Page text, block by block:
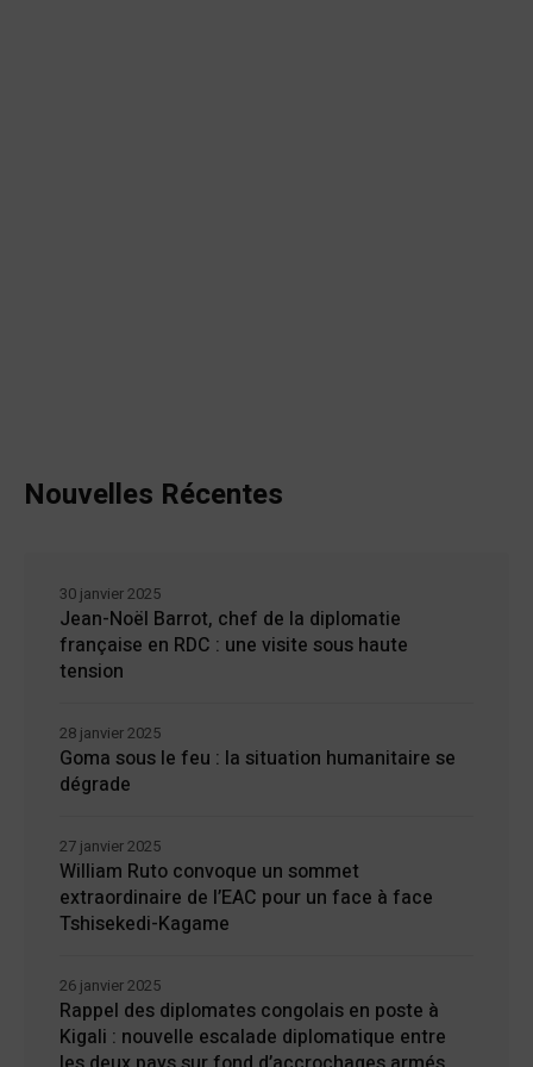
Nouvelles Récentes
Jean-Noël Barrot, chef de la diplomatie
française en RDC : une visite sous haute
tension
30 janvier 2025
Goma sous le feu : la situation humanitaire se
dégrade
28 janvier 2025
William Ruto convoque un sommet
extraordinaire de l’EAC pour un face à face
Tshisekedi-Kagame
27 janvier 2025
Rappel des diplomates congolais en poste à
Kigali : nouvelle escalade diplomatique entre
26 janvier 2025